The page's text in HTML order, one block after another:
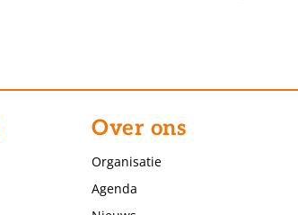
Over ons
Organisatie
Agenda